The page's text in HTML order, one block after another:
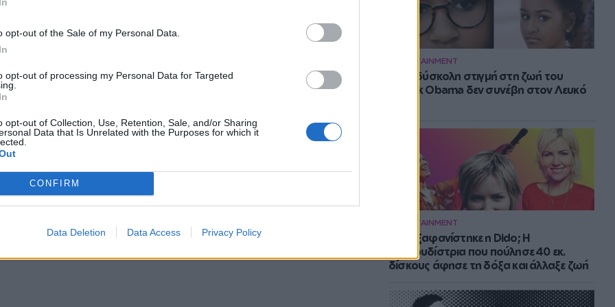
opt-out of the Sale of my Personal Data.
opt-out of processing my Personal Data for Targeted
opt-out of Collection, Use, Retention, Sale, and/or Sharing
Data that Is Unrelated with the Purposes for which it
CONFIRM
Data Deletion Data Access Privacy Policy
ENTERTAINMENT
Η πιο δύσκολη στιγμή στη ζωή του
Barack Obama δεν συνέβη στον Λευκό
ENTERTAINMENT
Πού εξαφανίστηκε η Dido; Η
τραγουδίστρια που πούλησε 40 εκ.
δίσκους άφησε τη δόξα και άλλαξε ζωή
ότι συνεχίζεται αυτό το πράγμα, όσοι
κάνει συνέχεια αυτό το πράγμα.